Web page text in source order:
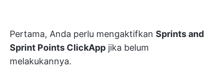
Pertama, Anda perlu mengaktifkan Sprints and
Sprint Points ClickApp jika belum
melakukannya.